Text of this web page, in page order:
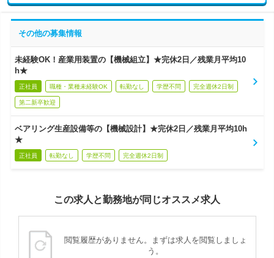
その他の募集情報
未経験OK！産業用装置の【機械組立】★完休2日／残業月平均10
h★
正社員 職種・業種未経験OK 転勤なし 学歴不問 完全週休2日制
第二新卒歓迎
ベアリング生産設備等の【機械設計】★完休2日／残業月平均10h
★
正社員 転勤なし 学歴不問 完全週休2日制
この求人と勤務地が同じオススメ求人
閲覧履歴がありません。まずは求人を閲覧しましょ
う。